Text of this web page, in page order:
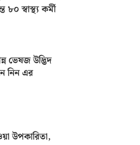
স্বাস্থ্য কর্মী
ভেষজ উদ্ভিদ
নিন এর
উপকারিতা,